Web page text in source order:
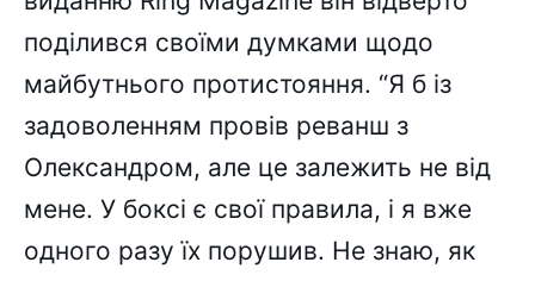
поділився своїми думками щодо
майбутнього протистояння. “Я б із
задоволенням провів реванш з
Олександром, але це залежить не від
мене. У боксі є свої правила, і я вже
одного разу їх порушив. Не знаю, як